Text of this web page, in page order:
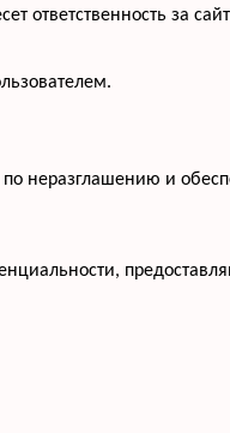
ответственность за
по неразглашению и